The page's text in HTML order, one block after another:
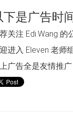
下是广告时
关注 Edi.Wang 的
进入 Eleven 老师
广告全是友情推